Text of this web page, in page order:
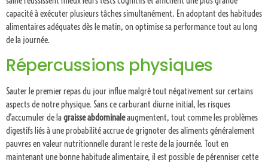
capacité à exécuter plusieurs tâches simultanément. En adoptant des habitudes
alimentaires adéquates dès le matin, on optimise sa performance tout au long
de la journée.
Répercussions physiques
Sauter le premier repas du jour influe malgré tout négativement sur certains
aspects de notre physique. Sans ce carburant diurne initial, les risques
d’accumuler de lagraisse abdominaleaugmentent, tout comme les problèmes
digestifs liés à une probabilité accrue de grignoter des aliments généralement
pauvres en valeur nutritionnelle durant le reste de la journée. Tout en
maintenant une bonne habitude alimentaire, il est possible de pérenniser cette